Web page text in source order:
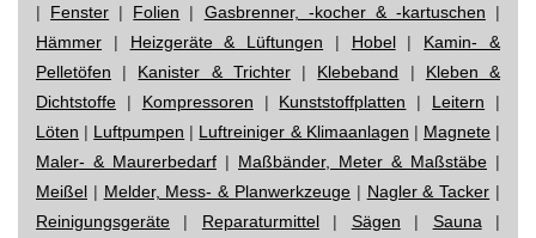
| Fenster | Folien | Gasbrenner, -kocher & -kartuschen |
Hämmer | Heizgeräte & Lüftungen | Hobel| Kamin- &
Pelletöfen | Kanister & Trichter| Klebeband | Kleben &
Dichtstoffe | Kompressoren | Kunststoffplatten | Leitern |
Löten | Luftpumpen | Luftreiniger & Klimaanlagen | Magnete|
Maler- & Maurerbedarf | Maßbänder, Meter & Maßstäbe |
Meißel | Melder, Mess- & Planwerkzeuge | Nagler & Tacker |
Reinigungsgeräte | Reparaturmittel| Sägen | Sauna |